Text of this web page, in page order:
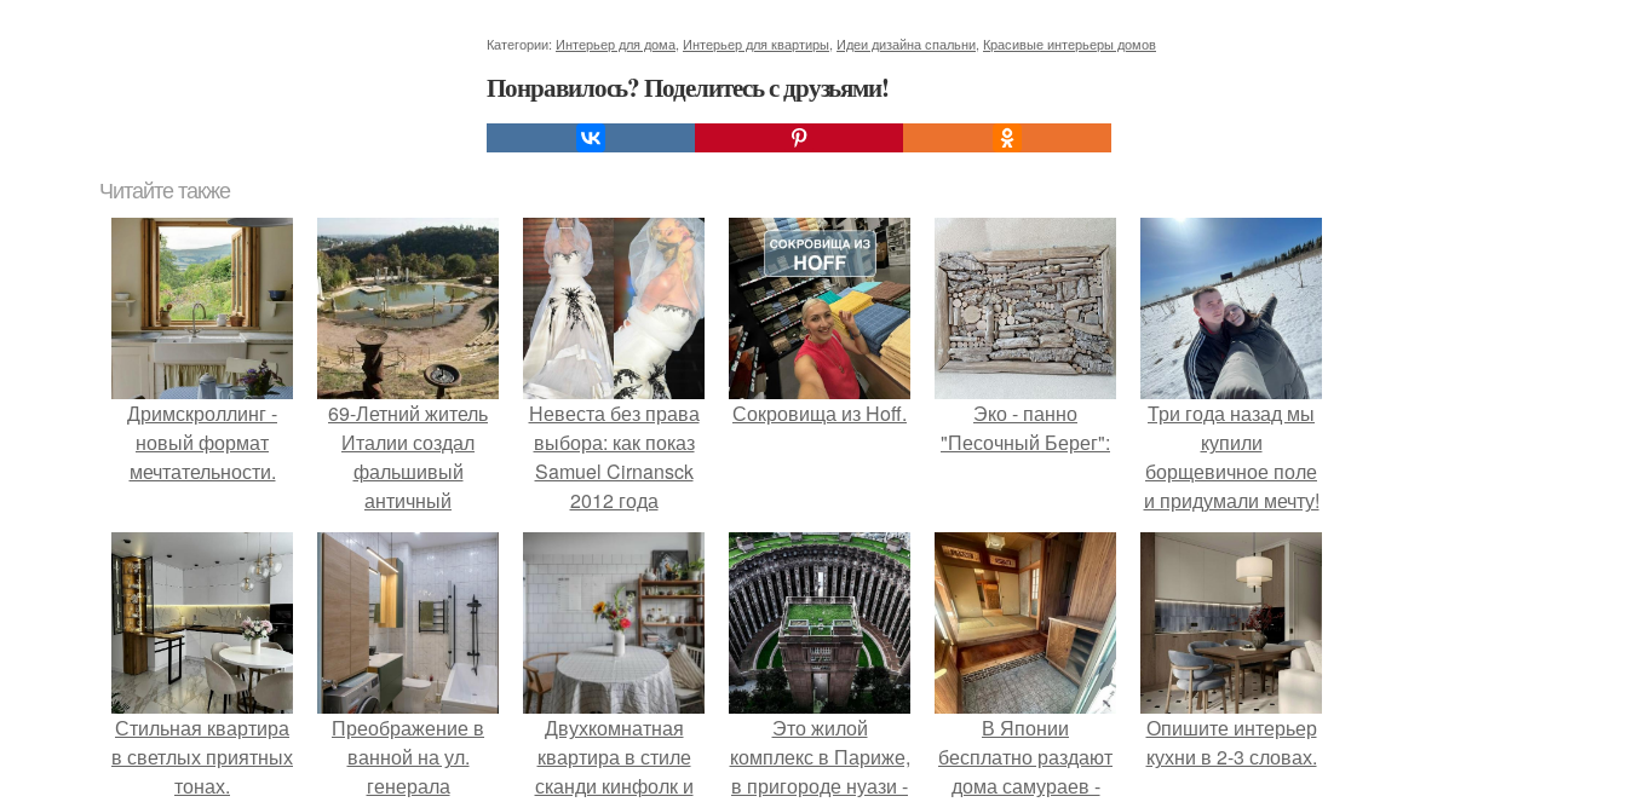
Категории: Интерьер для дома Интерьер для квартиры Идеи дизайна спальни Красивые интерьеры домов
Понравилось? Поделитесь с друзьями!
Читайте также
Дримскроллинг -
новый формат
мечтательности.
69-Летний житель
Италии создал
фальшивый
античный
амфитеатр и
долгое время
успешно выдавал
его за настоящее
историческое
наследие.
Невеста без права
выбора: как показ
Samuel Cirnansck
2012 года
превратил подиум
в манифест против
принуждения.
Сокровища из Hoff.
Эко - панно
"Песочный Берег":
Три года назад мы
купили
борщевичное поле
и придумали мечту!
Стильная квартира
в светлых приятных
тонах.
Преображение в
ванной на ул.
генерала
Двухкомнатная
квартира в стиле
сканди кинфолк и
Это жилой
комплекс в Париже,
в пригороде нуази -
В Японии
бесплатно раздают
дома самураев -
Опишите интерьер
кухни в 2-3 словах.